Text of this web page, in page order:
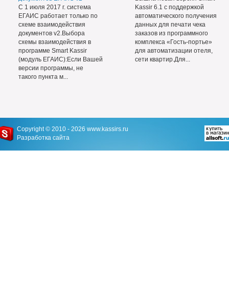
С 1 июля 2017 г. система
ЕГАИС работает только по
схеме взаимодействия
документов v2.Выбора
схемы взаимодействия в
программе Smart Kassir
(модуль ЕГАИС):Если Вашей
версии программы, не
такого пункта м...
Kassir 6.1 с поддержкой
автоматического получения
данных для печати чека
заказов из программного
комплекса «Гость-портье»
для автоматизации отеля,
сети квартир.Для...
Copyright © 2010 - 2026 www.kassirs.ru
Разработка сайта